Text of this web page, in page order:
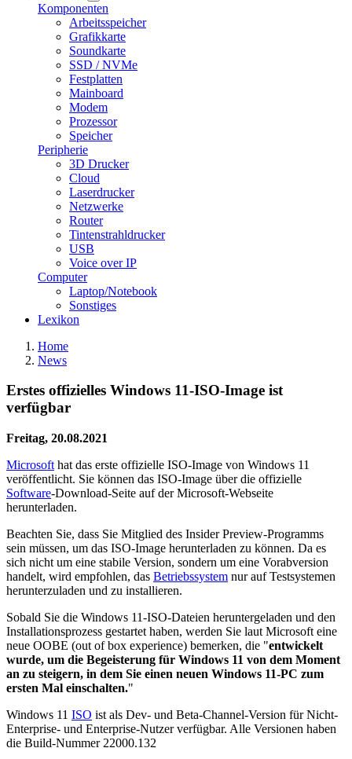
Komponenten
Arbeitsspeicher
Grafikkarte
Soundkarte
SSD / NVMe
Festplatten
Mainboard
Modem
Prozessor
Speicher
Peripherie
3D Drucker
Cloud
Laserdrucker
Netzwerke
Router
Tintenstrahldrucker
USB
Voice over IP
Computer
Laptop/Notebook
Sonstiges
Lexikon
Home
News
Erstes offizielles Windows 11-ISO-Image ist
verfügbar
Freitag, 20.08.2021
Microsoft hat das erste offizielle ISO-Image von Windows 11
veröffentlicht. Sie können das ISO-Image über die offizielle
Software-Download-Seite auf der Microsoft-Webseite
herunterladen.
Beachten Sie, dass Sie Mitglied des Insider Preview-Programms
sein müssen, um das ISO-Image herunterladen zu können. Da es
sich nicht um eine stabile Version, sondern um eine Vorabversion
handelt, wird empfohlen, das Betriebssystem nur auf Testsystemen
herunterzuladen und zu installieren.
Sobald Sie die Windows 11-ISO-Dateien heruntergeladen und den
Installationsprozess gestartet haben, werden Sie laut Microsoft eine
neue OOBE (out of box experience) bemerken, die "entwickelt
wurde, um die Begeisterung für Windows 11 von dem Moment
an zu steigern, in dem Sie einen neuen Windows 11-PC zum
ersten Mal einschalten."
Windows 11 ISO ist als Dev- und Beta-Channel-Version für Nicht-
Enterprise- und Enterprise-Nutzer verfügbar. Alle Versionen haben
die Build-Nummer 22000.132